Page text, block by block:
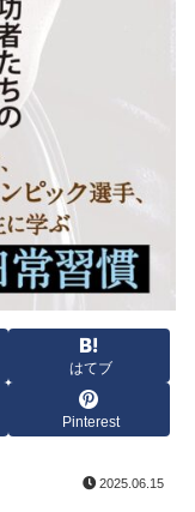
はてブ
Pinterest
2025.06.15